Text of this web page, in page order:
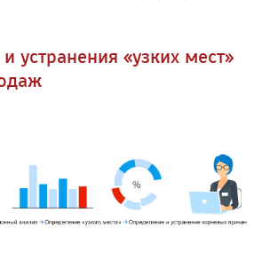
устранения «узких мест»